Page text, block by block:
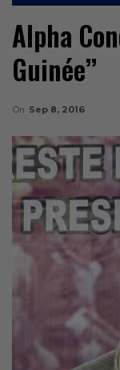
Alpha
Guinée’’
On Sep 8, 2016